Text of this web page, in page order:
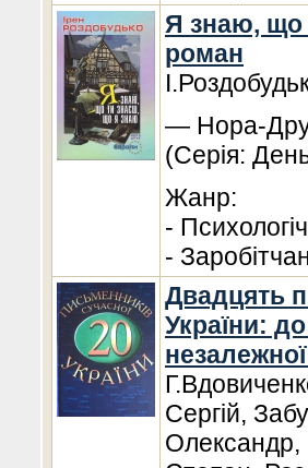
Я знаю, що
роман
— Нора-
(Серія:
Жанр:
-
-
Двадцять
України: до
Сергій,
Олександр,